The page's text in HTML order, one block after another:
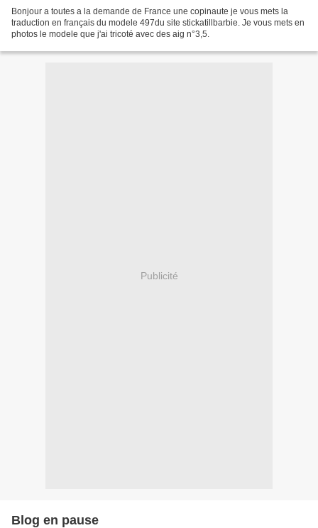
Bonjour a toutes a la demande de France une copinaute je vous mets la
traduction en français du modele 497du site stickatillbarbie. Je vous mets en
photos le modele que j'ai tricoté avec des aig n°3,5.
Publicité
Blog en pause